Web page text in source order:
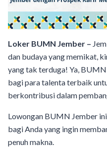
Loker BUMN Jember –
dan budaya yang memikat,
yang tak terduga! Ya,
bagi para talenta terbaik
berkontribusi dalam
Lowongan BUMN Jember
bagi Anda yang ingin
penuh makna.